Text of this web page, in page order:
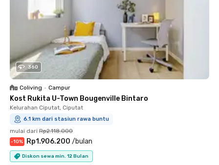
360
Coliving • Campur
Kost Rukita U-Town Bougenville Bintaro
Kelurahan Ciputat, Ciputat
6.1 km dari stasiun rawa buntu
mulai dari Rp2.118.000
-10% Rp1.906.200 /bulan
Diskon sewa min. 12 Bulan